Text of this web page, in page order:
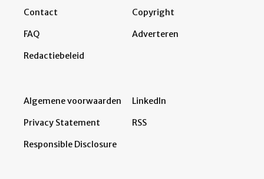
Contact
FAQ
Redactiebeleid
Copyright
Adverteren
Algemene voorwaarden
Privacy Statement
Responsible Disclosure
LinkedIn
RSS